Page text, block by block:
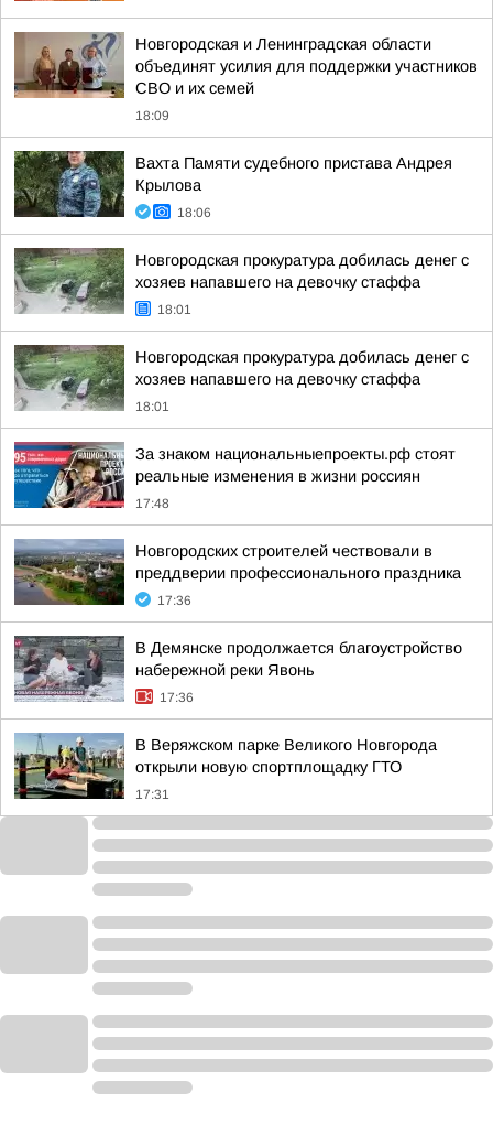
Новгородская и Ленинградская области
объединят усилия для поддержки участников
СВО и их семей
18:09
Вахта Памяти судебного пристава Андрея
Крылова
18:06
Новгородская прокуратура добилась денег с
хозяев напавшего на девочку стаффа
18:01
Новгородская прокуратура добилась денег с
хозяев напавшего на девочку стаффа
18:01
За знаком национальныепроекты.рф стоят
реальные изменения в жизни россиян
17:48
Новгородских строителей чествовали в
преддверии профессионального праздника
17:36
В Демянске продолжается благоустройство
набережной реки Явонь
17:36
В Веряжском парке Великого Новгорода
открыли новую спортплощадку ГТО
17:31